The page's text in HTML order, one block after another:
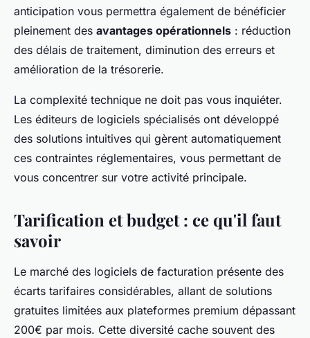
anticipation vous permettra également de bénéficier
pleinement des avantages opérationnels : réduction
des délais de traitement, diminution des erreurs et
amélioration de la trésorerie.
La complexité technique ne doit pas vous inquiéter.
Les éditeurs de logiciels spécialisés ont développé
des solutions intuitives qui gèrent automatiquement
ces contraintes réglementaires, vous permettant de
vous concentrer sur votre activité principale.
Tarification et budget : ce qu'il faut
savoir
Le marché des logiciels de facturation présente des
écarts tarifaires considérables, allant de solutions
gratuites limitées aux plateformes premium dépassant
200€ par mois. Cette diversité cache souvent des